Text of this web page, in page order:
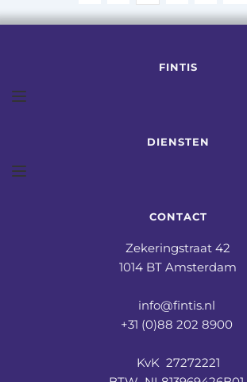
FINTIS
DIENSTEN
CONTACT
Zekeringstraat 42
1014 BT Amsterdam
info@fintis.nl
+31 (0)88 202 8900
KvK  27272221